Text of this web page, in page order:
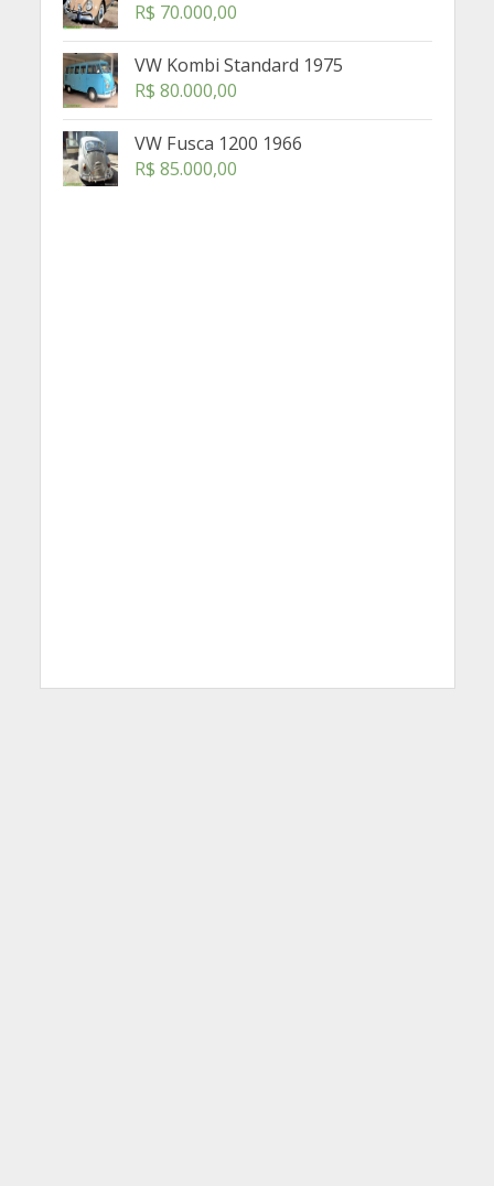
R$ 70.000,00
VW Kombi Standard 1975
R$ 80.000,00
VW Fusca 1200 1966
R$ 85.000,00